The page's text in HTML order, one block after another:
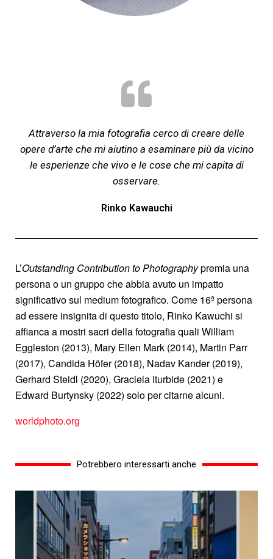
Attraverso la mia fotografia cerco di creare delle
opere d’arte che mi aiutino a esaminare più da vicino
le esperienze che vivo e le cose che mi capita di
osservare.
Rinko Kawauchi
L’Outstanding Contribution to Photographypremia una
persona o un gruppo che abbia avuto un impatto
significativo sul medium fotografico. Come 16ª persona
ad essere insignita di questo titolo, Rinko Kawuchi si
affianca a mostri sacri della fotografia quali William
Eggleston (2013), Mary Ellen Mark (2014), Martin Parr
(2017), Candida Höfer (2018), Nadav Kander (2019),
Gerhard Steidl (2020), Graciela Iturbide (2021) e
Edward Burtynsky (2022) solo per citarne alcuni.
worldphoto.org
Potrebbero interessarti anche